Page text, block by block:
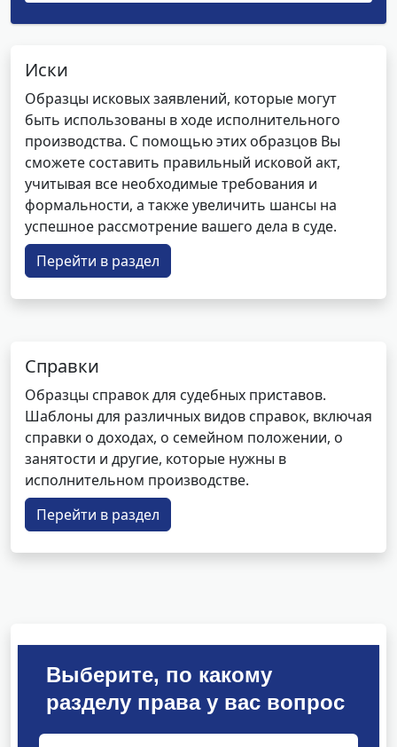
Иски
Образцы исковых заявлений, которые могут
быть использованы в ходе исполнительного
производства. С помощью этих образцов Вы
сможете составить правильный исковой акт,
учитывая все необходимые требования и
формальности, а также увеличить шансы на
успешное рассмотрение вашего дела в суде.
Перейти в раздел
Справки
Образцы справок для судебных приставов.
Шаблоны для различных видов справок, включая
справки о доходах, о семейном положении, о
занятости и другие, которые нужны в
исполнительном производстве.
Перейти в раздел